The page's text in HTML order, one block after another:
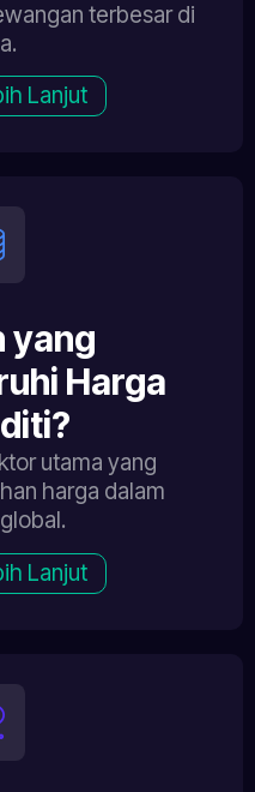
terbesar di
Lanjut
yang
Harga
utama yang
harga dalam
Lanjut